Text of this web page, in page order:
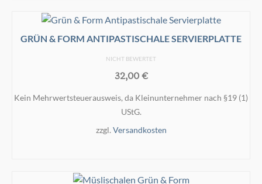
GRÜN & FORM ANTIPASTISCHALE SERVIERPLATTE
NICHT BEWERTET
32,00€
Kein Mehrwertsteuerausweis, da Kleinunternehmer nach §19 (1)
UStG.
zzgl. Versandkosten